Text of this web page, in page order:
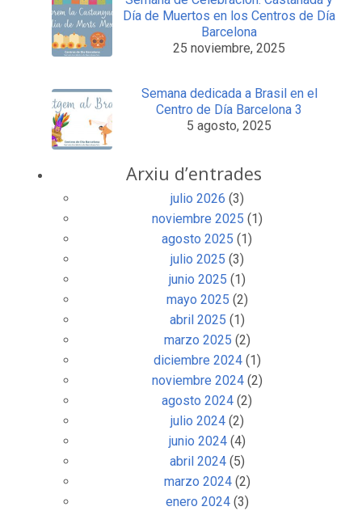
Día de Muertos en los Centros de Día
Barcelona
25 noviembre, 2025
Semana dedicada a Brasil en el
Centro de Día Barcelona 3
5 agosto, 2025
Arxiu d’entrades
julio 2026 (3)
noviembre 2025 (1)
agosto 2025 (1)
julio 2025 (3)
junio 2025 (1)
mayo 2025 (2)
abril 2025 (1)
marzo 2025 (2)
diciembre 2024(1)
noviembre 2024(2)
agosto 2024 (2)
julio 2024(2)
junio 2024(4)
abril 2024(5)
marzo 2024(2)
enero 2024(3)